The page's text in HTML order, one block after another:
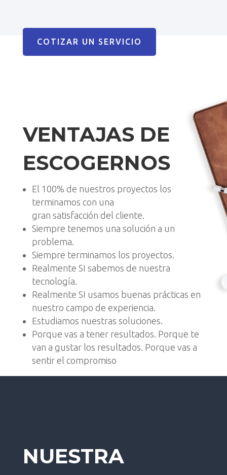
COTIZAR UN SERVICIO
VENTAJAS DE
ESCOGERNOS
El 100% de nuestros proyectos los
terminamos con una
gran satisfacción del cliente.
Siempre tenemos una solución a un
problema.
Siempre terminamos los proyectos.
Realmente SI sabemos de nuestra
tecnología.
Realmente SI usamos buenas prácticas en
nuestro campo de experiencia.
Estudiamos nuestras soluciones.
Porque vas a tener resultados. Porque te
van a gustar los resultados. Porque vas a
sentir el compromiso
NUESTRA